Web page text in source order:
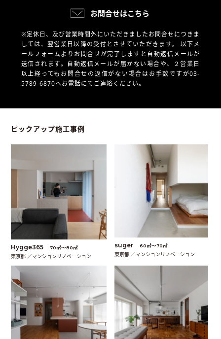
お問合せはこちら
※定休日、及び営業時間外にいただきましたお問合せにつきま
しては、翌営業日以降の受付とさせていただきます。 以下メ
ールフォームよりお問合せが完了しますと自動返信メールが
送信されます。自動返信メールが届かない場合や、
２営業日
以上経ってもお問合せの返信がない場合はお手数ですが03-
5789-6870へお電話にてご連絡ください。
ピックアップ施工事例
Hygge365 70㎡〜80㎡
東京都 ／マンションリノベーション
suger 60㎡〜70㎡
東京都 ／マンションリノベーション